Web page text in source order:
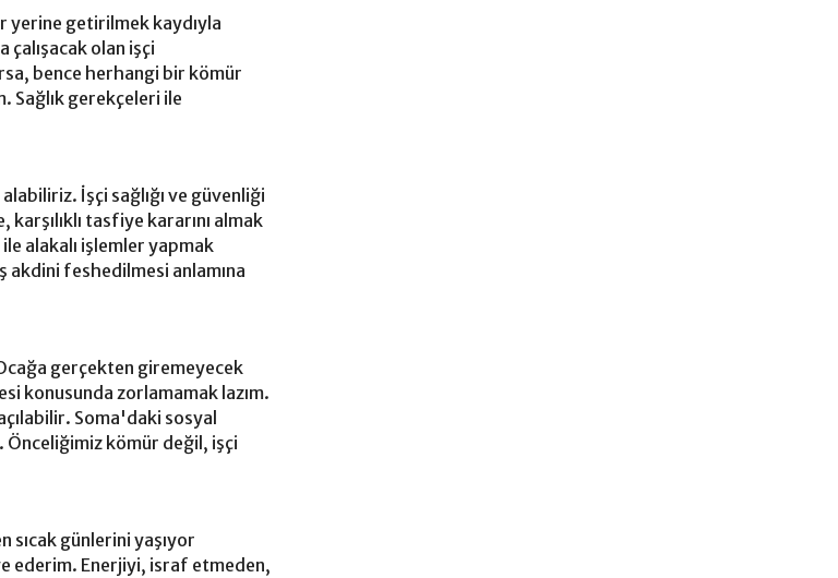
yerine getirilmek kaydıyla
olan işçi
bence herhangi bir kömür
Sağlık gerekçeleri ile
İşçi sağlığı ve güvenliği
tasfiye kararını almak
alakalı işlemler yapmak
feshedilmesi anlamına
gerçekten giremeyecek
konusunda zorlamamak lazım.
Soma'daki sosyal
Önceliğimiz kömür değil, işçi
sıcak günlerini yaşıyor
ederim. Enerjiyi, israf etmeden,